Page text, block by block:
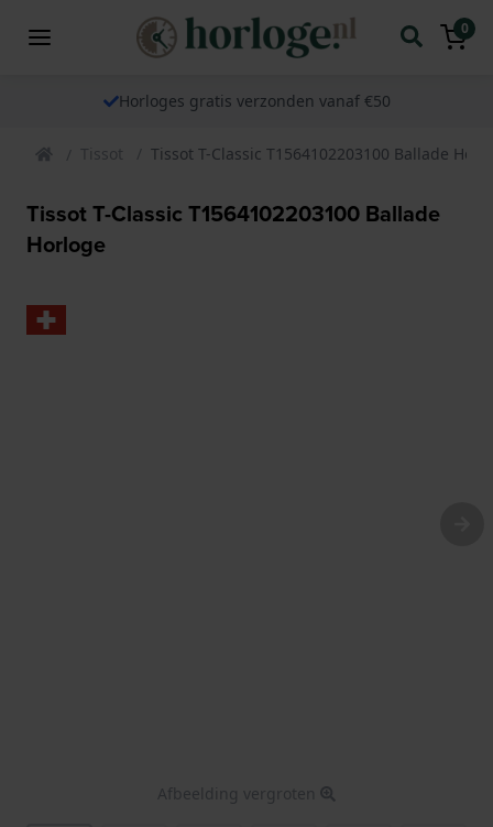
0
Horloges gratis verzonden vanaf €50
Tissot Tissot T-Classic T1564102203100 Ballade
Tissot T-Classic T1564102203100 Ballade
Horloge
Afbeelding vergroten